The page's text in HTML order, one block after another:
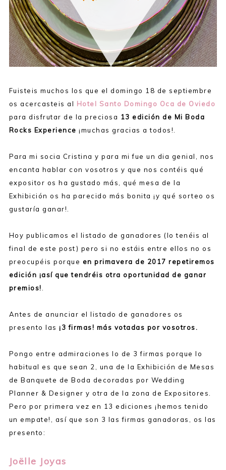
Fuisteis muchos los que el domingo 18 de septiembre
os acercasteis al Hotel Santo Domingo Oca de Oviedo
para disfrutar de la preciosa 13 edición de Mi Boda
Rocks Experience ¡muchas gracias a todos!.
Para mi socia Cristina y para mi fue un dia genial, nos
encanta hablar con vosotros y que nos contéis qué
expositor os ha gustado más, qué mesa de la
Exhibición os ha parecido más bonita ¡y qué sorteo os
gustaría ganar!.
Hoy publicamos el listado de ganadores (lo tenéis al
final de este post) pero si no estáis entre ellos no os
preocupéis porque en primavera de 2017 repetiremos
edición ¡así que tendréis otra oportunidad de ganar
premios!.
Antes de anunciar el listado de ganadores os
presento las¡3 firmas! más votadas por vosotros.
Pongo entre admiraciones lo de 3 firmas porque lo
habitual es que sean 2, una de la Exhibición de Mesas
de Banquete de Boda decoradas por Wedding
Planner & Designer y otra de la zona de Expositores.
Pero por primera vez en 13 ediciones ¡hemos tenido
un empate!, así que son 3 las firmas ganadoras, os las
presento:
Joëlle Joyas